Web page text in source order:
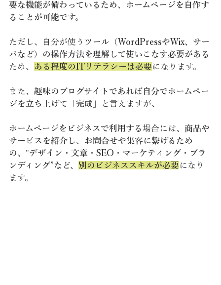
要な機能が備わっているため、ホームページを自作す
ることが可能です。
ただし、自分が使う ツール（WordPressやWix、サー
バなど）の操作方法を理解して使いこなす必要がある
ため、
ある程度のITリテラシーは必要 になります。
また、 趣味のブログサイトであれば自分でホームペー
ジを立ち上げて「完成」
と言えますが、
ホームページをビジネスで利用する 場合には、 商品や
サービスを紹介し、お問合せや集客に繋げるため
の、”デザイン・文章・SEO・マーケティング・ブラ
ンディング”など、 別のビジネススキルが必要 になり
ます。